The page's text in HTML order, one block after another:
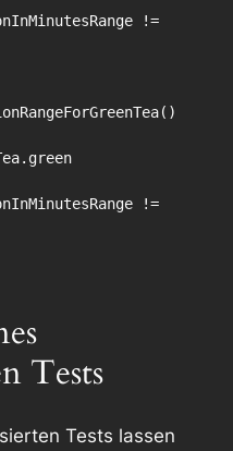
!=
!=
Tests
Tests lassen